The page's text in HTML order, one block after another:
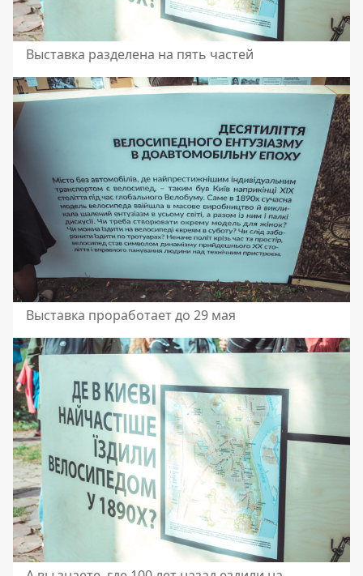
Выставка разделена на пять частей
Выставка проработает до 29 мая